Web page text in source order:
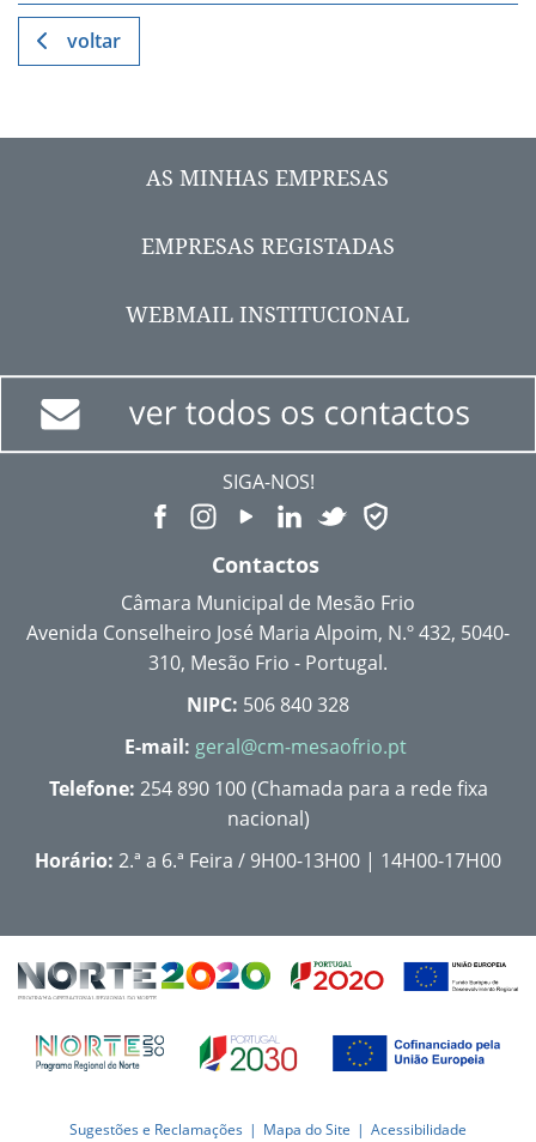
voltar
AS MINHAS EMPRESAS
EMPRESAS REGISTADAS
WEBMAIL INSTITUCIONAL
SIGA-NOS!
Contactos
Câmara Municipal de Mesão Frio
Avenida Conselheiro José Maria Alpoim, N.º 432, 5040-
310, Mesão Frio - Portugal.
NIPC: 506 840 328
E-mail: geral@cm-mesaofrio.pt
Telefone: 254 890 100 (Chamada para a rede fixa
nacional)
Horário: 2.ª a 6.ª Feira / 9H00-13H00 | 14H00-17H00
Sugestões e Reclamações Mapa do Site Acessibilidade